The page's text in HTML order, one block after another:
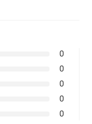
0
0
0
0
0